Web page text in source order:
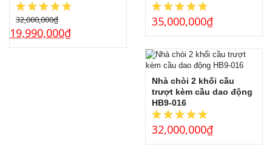
32,000,000₫
19,990,000₫
35,000,000₫
Nhà chòi 2 khối cầu
trượt kèm cầu dao động
HB9-016
32,000,000₫